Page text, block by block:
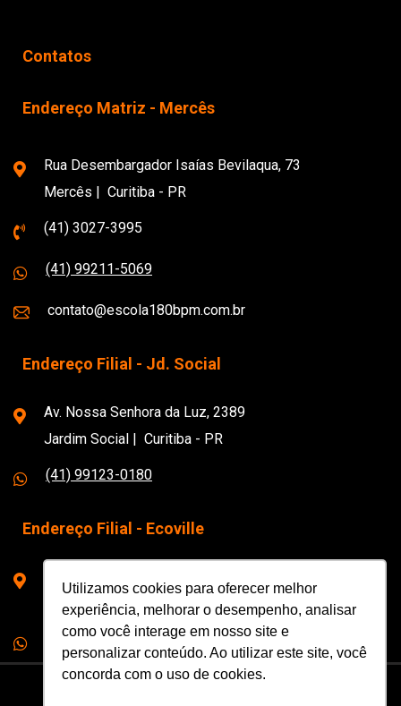
Utilizamos cookies para oferecer melhor
experiência, melhorar o desempenho, analisar
como você interage em nosso site e
personalizar conteúdo. Ao utilizar este site, você
concorda com o uso de cookies.
Contatos
Endereço Matriz - Mercês
Rua Desembargador Isaías Bevilaqua, 73
Mercês | Curitiba - PR
(41) 3027-3995
(41) 99211-5069
contato@escola180bpm.com.br
Endereço Filial - Jd. Social
Av. Nossa Senhora da Luz, 2389
Jardim Social | Curitiba - PR
(41) 99123-0180
Endereço Filial - Ecoville
Ecoville | Curitiba - PR
(41) 3088-0180